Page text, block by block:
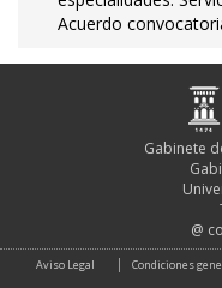
Acuerdo
Gabinete
@
Aviso Legal Condiciones